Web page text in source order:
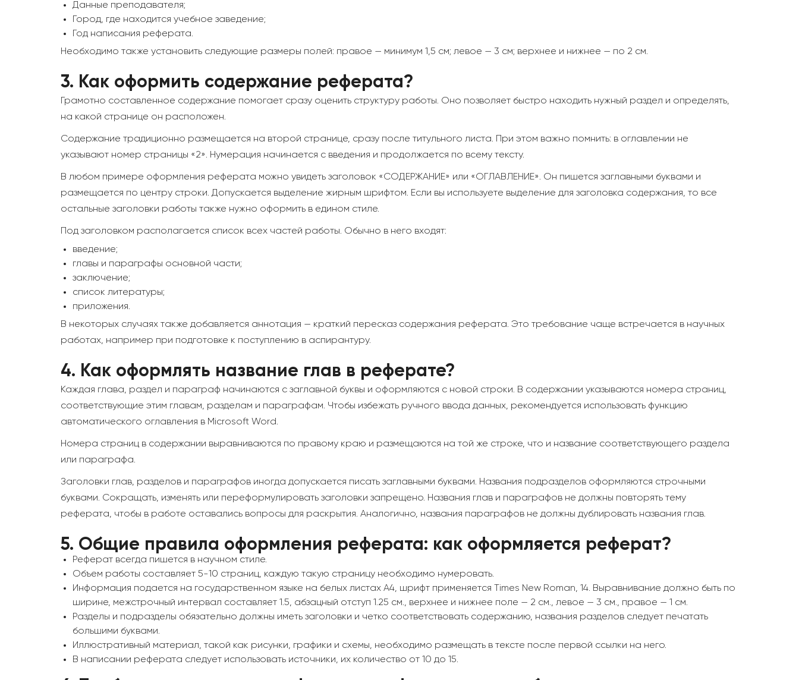
Данные преподавателя;
Город, где находится учебное заведение;
Год написания реферата.
Необходимо также установить следующие размеры полей: правое — минимум 1,5 см; левое — 3 см; верхнее и нижнее — по 2 см.
3. Как оформить содержание реферата?
Грамотно составленное содержание помогает сразу оценить структуру работы. Оно позволяет быстро находить нужный раздел и определять,
на какой странице он расположен.
Содержание традиционно размещается на второй странице, сразу после титульного листа. При этом важно помнить: в оглавлении не
указывают номер страницы «2». Нумерация начинается с введения и продолжается по всему тексту.
В любом примере оформления реферата можно увидеть заголовок «СОДЕРЖАНИЕ» или «ОГЛАВЛЕНИЕ». Он пишется заглавными буквами и
размещается по центру строки. Допускается выделение жирным шрифтом. Если вы используете выделение для заголовка содержания, то все
остальные заголовки работы также нужно оформить в едином стиле.
Под заголовком располагается список всех частей работы. Обычно в него входят:
введение;
главы и параграфы основной части;
заключение;
список литературы;
приложения.
В некоторых случаях также добавляется аннотация — краткий пересказ содержания реферата. Это требование чаще встречается в научных
работах, например при подготовке к поступлению в аспирантуру.
4. Как оформлять название глав в реферате?
Каждая глава, раздел и параграф начинаются с заглавной буквы и оформляются с новой строки. В содержании указываются номера страниц,
соответствующие этим главам, разделам и параграфам. Чтобы избежать ручного ввода данных, рекомендуется использовать функцию
автоматического оглавления в Microsoft Word.
Номера страниц в содержании выравниваются по правому краю и размещаются на той же строке, что и название соответствующего раздела
или параграфа.
Заголовки глав, разделов и параграфов иногда допускается писать заглавными буквами. Названия подразделов оформляются строчными
буквами. Сокращать, изменять или переформулировать заголовки запрещено. Названия глав и параграфов не должны повторять тему
реферата, чтобы в работе оставались вопросы для раскрытия. Аналогично, названия параграфов не должны дублировать названия глав.
5. Общие правила оформления реферата: как оформляется реферат?
Реферат всегда пишется в научном стиле.
Объем работы составляет 5-10 страниц, каждую такую страницу необходимо нумеровать.
Информация подается на государственном языке на белых листах А4, шрифт применяется Times New Roman, 14. Выравнивание должно быть по
ширине, межстрочный интервал составляет 1.5, абзацный отступ 1.25 см., верхнее и нижнее поле — 2 см., левое — 3 см., правое — 1 см.
Разделы и подразделы обязательно должны иметь заголовки и четко соответствовать содержанию, названия разделов следует печатать
большими буквами.
Иллюстративный материал, такой как рисунки, графики и схемы, необходимо размещать в тексте после первой ссылки на него.
В написании реферата следует использовать источники, их количество от 10 до 15.